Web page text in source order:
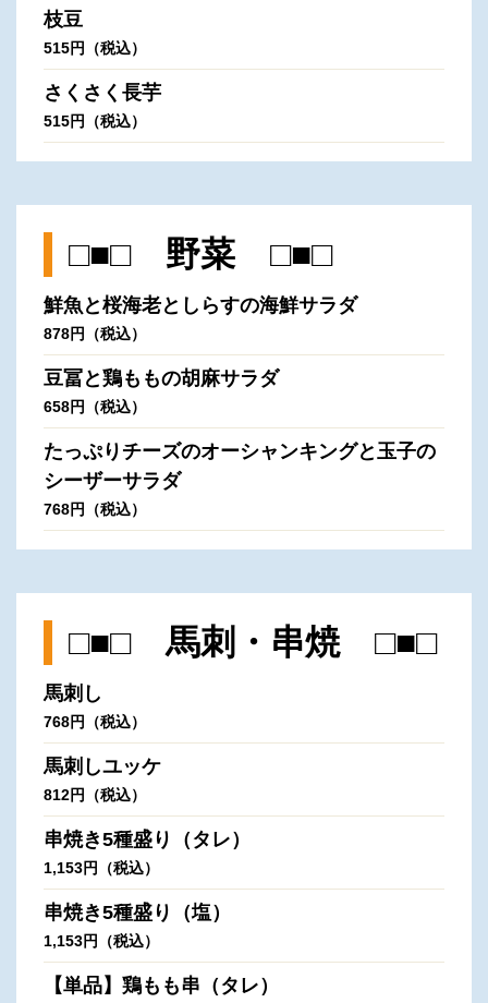
枝豆
515円（税込）
さくさく長芋
515円（税込）
□■□ 野菜 □■□
鮮魚と桜海老としらすの海鮮サラダ
878円（税込）
豆冨と鶏ももの胡麻サラダ
658円（税込）
たっぷりチーズのオーシャンキングと玉子の
シーザーサラダ
768円（税込）
□■□ 馬刺・串焼 □■□
馬刺し
768円（税込）
馬刺しユッケ
812円（税込）
串焼き5種盛り（タレ）
1,153円（税込）
串焼き5種盛り（塩）
1,153円（税込）
【単品】鶏もも串（タレ）